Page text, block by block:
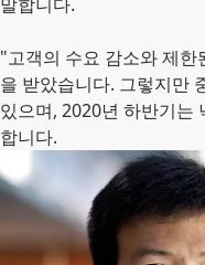
"고객의 수요 감소와 제
을 받았습니다. 그렇지만
있으며, 2020년 하반기는
합니다.